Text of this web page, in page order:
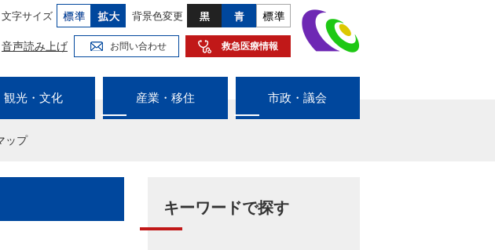
文字サイズ 背景色変更
音声読み上げ お問い合わせ 救急医療情報
観光・文化 産業・移住 市政・議会
ップ
キーワードで探す